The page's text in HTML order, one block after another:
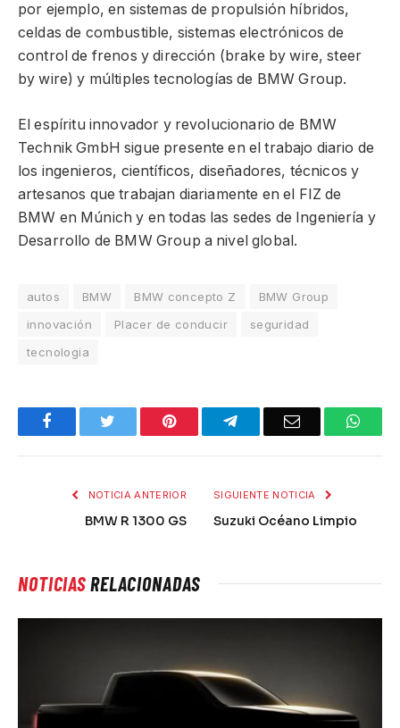
por ejemplo, en sistemas de propulsión híbridos,
celdas de combustible, sistemas electrónicos de
control de frenos y dirección (brake by wire, steer
by wire) y múltiples tecnologías de BMW Group.
El espíritu innovador y revolucionario de BMW
Technik GmbH sigue presente en el trabajo diario de
los ingenieros, científicos, diseñadores, técnicos y
artesanos que trabajan diariamente en el FIZ de
BMW en Múnich y en todas las sedes de Ingeniería y
Desarrollo de BMW Group a nivel global.
autos BMW BMW concepto Z
BMW Group
innovación
Placer de conducir
seguridad
tecnologia
Facebook Pinterest TelegramEmail
NOTICIA ANTERIOR
BMW R 1300 GS
SIGUIENTE NOTICIA
Suzuki Océano Limpio
NOTICIASRELACIONADAS